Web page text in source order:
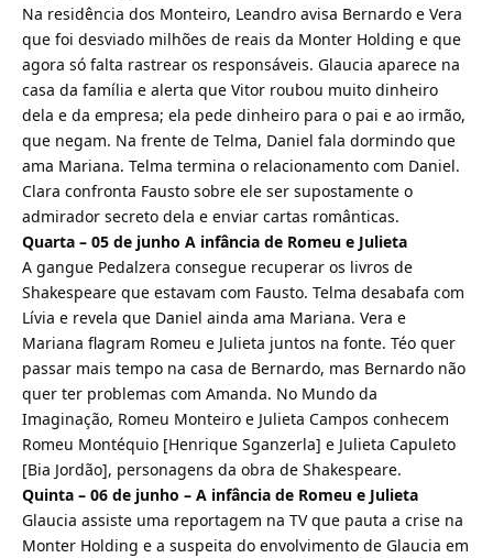
Na residência dos Monteiro, Leandro avisa Bernardo e Vera
que foi desviado milhões de reais da Monter Holding e que
agora só falta rastrear os responsáveis. Glaucia aparece na
casa da família e alerta que Vitor roubou muito dinheiro
dela e da empresa; ela pede dinheiro para o pai e ao irmão,
que negam. Na frente de Telma, Daniel fala dormindo que
ama Mariana. Telma termina o relacionamento com Daniel.
Clara confronta Fausto sobre ele ser supostamente o
admirador secreto dela e enviar cartas românticas.
Quarta – 05 de junho A infância de Romeu e Julieta
A gangue Pedalzera consegue recuperar os livros de
Shakespeare que estavam com Fausto. Telma desabafa com
Lívia e revela que Daniel ainda ama Mariana. Vera e
Mariana flagram Romeu e Julieta juntos na fonte. Téo quer
passar mais tempo na casa de Bernardo, mas Bernardo não
quer ter problemas com Amanda. No Mundo da
Imaginação, Romeu Monteiro e Julieta Campos conhecem
Romeu Montéquio [Henrique Sganzerla] e Julieta Capuleto
[Bia Jordão], personagens da obra de Shakespeare.
Quinta – 06 de junho – A infância de Romeu e Julieta
Glaucia assiste uma reportagem na TV que pauta a crise na
Monter Holding e a suspeita do envolvimento de Glaucia em